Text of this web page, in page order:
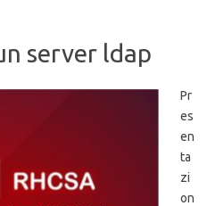
server ldap
Pr
es
en
ta
zi
on